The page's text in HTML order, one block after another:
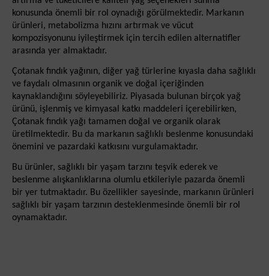
konusunda önemli bir rol oynadığı görülmektedir. Markanın
ürünleri, metabolizma hızını artırmak ve vücut
kompozisyonunu iyileştirmek için tercih edilen alternatifler
arasında yer almaktadır.
Çotanak fındık yağının, diğer yağ türlerine kıyasla daha sağlıklı
ve faydalı olmasının organik ve doğal içeriğinden
kaynaklandığını söyleyebiliriz. Piyasada bulunan birçok yağ
ürünü, işlenmiş ve kimyasal katkı maddeleri içerebilirken,
Çotanak fındık yağı tamamen doğal ve organik olarak
üretilmektedir. Bu da markanın sağlıklı beslenme konusundaki
önemini ve pazardaki katkısını vurgulamaktadır.
Bu ürünler, sağlıklı bir yaşam tarzını teşvik ederek ve
beslenme alışkanlıklarına olumlu etkileriyle pazarda önemli
bir yer tutmaktadır. Bu özellikler sayesinde, markanın ürünleri
sağlıklı bir yaşam tarzının desteklenmesinde önemli bir rol
oynamaktadır.